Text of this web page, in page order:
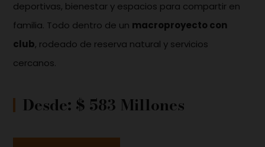
deportivas, bienestar y espacios para compartir en
familia. Todo dentro de un macroproyecto con
club, rodeado de reserva natural y servicios
cercanos.
Desde: $ 583 Millones